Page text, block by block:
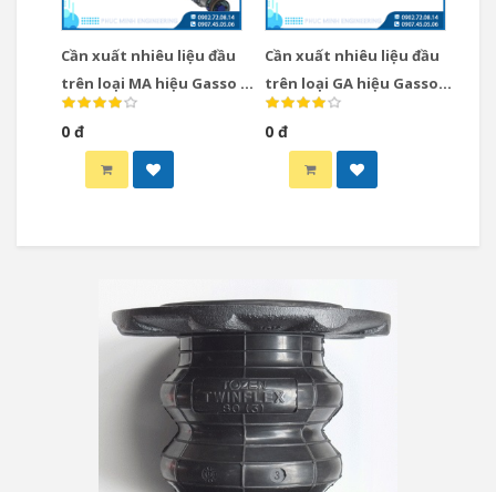
Cần xuất nhiêu liệu đầu
trên loại MA hiệu Gasso /
Cần xuất nhiêu liệu loại
Top MA type hiệu Gasso
0 đ
Cần xuất nhiêu liệu đầu
trên loại GA hiệu Gasso
Tây Ban Nha / Cần xuất
nhiêu liệu loại Top GA
type hiệu Gasso Tây Ban
Nha
0 đ